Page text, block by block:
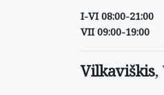
I-VI 08:00-21:00
VII 09:00-19:00
Vilkaviškis,